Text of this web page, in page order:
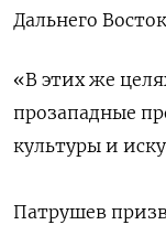
Дальнего
«В этих же
прозападные
культуры и
Патрушев